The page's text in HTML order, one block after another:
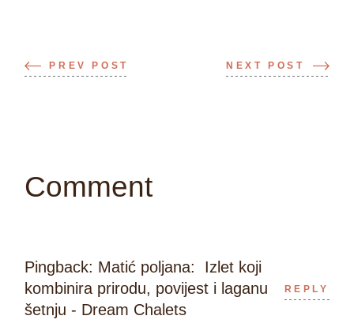
PREV POST NEXT POST
Comment
Pingback: Matić poljana: Izlet koji
kombinira prirodu, povijest i laganu
šetnju - Dream Chalets
REPLY